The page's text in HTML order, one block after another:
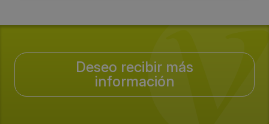
Deseo recibir más
información